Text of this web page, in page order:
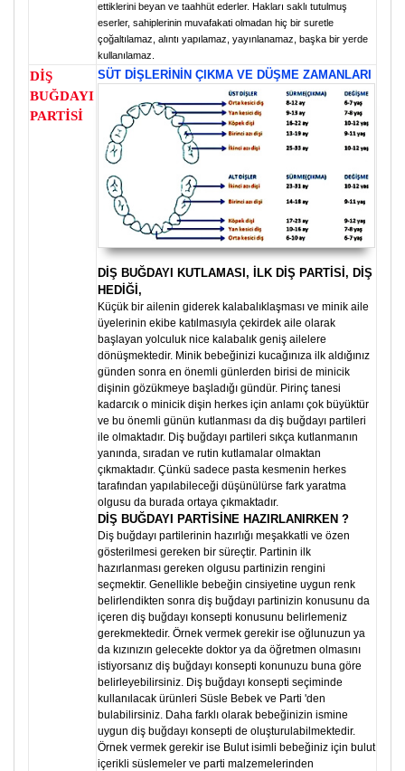
ettiklerini beyan ve taahhüt ederler. Hakları saklı tutulmuş
eserler, sahiplerinin muvafakati olmadan hiç bir suretle
çoğaltılamaz, alıntı yapılamaz, yayınlanamaz, başka bir yerde
kullanılamaz.
DİŞ
BUĞDAYI
PARTİSİ
SÜT DİŞLERİNİN ÇIKMA VE DÜŞME ZAMANLARI
DİŞ BUĞDAYI KUTLAMASI, İLK DİŞ PARTİSİ, DİŞ
HEDİĞİ,
Küçük bir ailenin giderek kalabalıklaşması ve minik aile
üyelerinin ekibe katılmasıyla çekirdek aile olarak
başlayan yolculuk nice kalabalık geniş ailelere
dönüşmektedir. Minik bebeğinizi kucağınıza ilk aldığınız
günden sonra en önemli günlerden birisi de minicik
dişinin gözükmeye başladığı gündür. Pirinç tanesi
kadarcık o minicik dişin herkes için anlamı çok büyüktür
ve bu önemli günün kutlanması da diş buğdayı partileri
ile olmaktadır. Diş buğdayı partileri sıkça kutlanmanın
yanında, sıradan ve rutin kutlamalar olmaktan
çıkmaktadır. Çünkü sadece pasta kesmenin herkes
tarafından yapılabileceği düşünülürse fark yaratma
olgusu da burada ortaya çıkmaktadır.
DİŞ BUĞDAYI PARTİSİNE HAZIRLANIRKEN ?
Diş buğdayı partilerinin hazırlığı meşakkatli ve özen
gösterilmesi gereken bir süreçtir. Partinin ilk
hazırlanması gereken olgusu partinizin rengini
seçmektir. Genellikle bebeğin cinsiyetine uygun renk
belirlendikten sonra diş buğdayı partinizin konusunu da
içeren diş buğdayı konsepti konusunu belirlemeniz
gerekmektedir. Örnek vermek gerekir ise oğlunuzun ya
da kızınızın gelecekte doktor ya da öğretmen olmasını
istiyorsanız diş buğdayı konsepti konunuzu buna göre
belirleyebilirsiniz. Diş buğdayı konsepti seçiminde
kullanılacak ürünleri Süsle Bebek ve Parti 'den
bulabilirsiniz. Daha farklı olarak bebeğinizin ismine
uygun diş buğdayı konsepti de oluşturulabilmektedir.
Örnek vermek gerekir ise Bulut isimli bebeğiniz için bulut
içerikli süslemeler ve parti malzemelerinden